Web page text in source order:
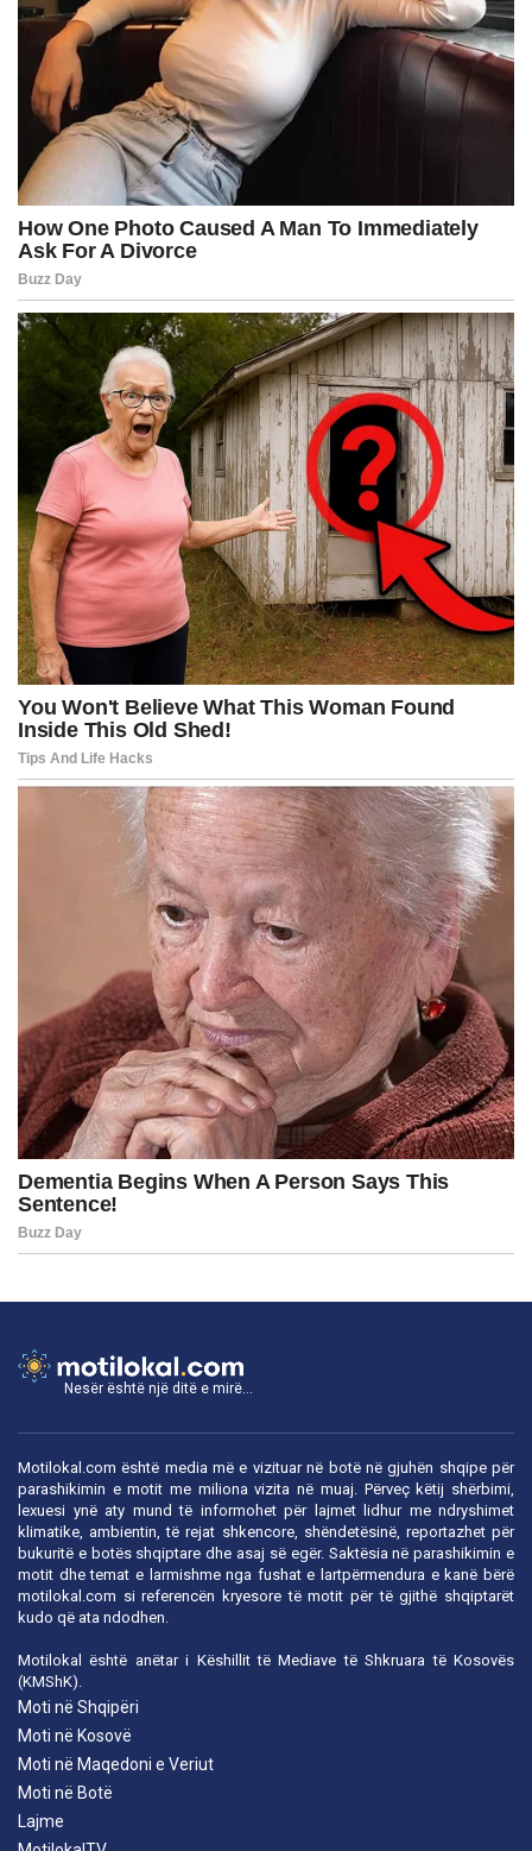
Nesër është një ditë e mirë...
Motilokal.com është media më e vizituar në botë në gjuhën shqipe për
parashikimin e motit me miliona vizita në muaj. Përveç këtij shërbimi,
lexuesi ynë aty mund të informohet për lajmet lidhur me ndryshimet
klimatike, ambientin, të rejat shkencore, shëndetësinë, reportazhet për
bukuritë e botës shqiptare dhe asaj së egër. Saktësia në parashikimin e
motit dhe temat e larmishme nga fushat e lartpërmendura e kanë bërë
motilokal.com si referencën kryesore të motit për të gjithë shqiptarët
kudo që ata ndodhen.
Motilokal është anëtar i Këshillit të Mediave të Shkruara të Kosovës
(KMShK).
Moti në Shqipëri
Moti në Kosovë
Moti në Maqedoni e Veriut
Moti në Botë
Lajme